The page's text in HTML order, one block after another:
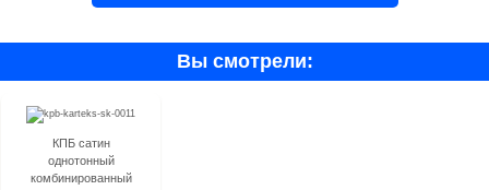
Вы смотрели:
КПБ сатин
однотонный
комбинированный